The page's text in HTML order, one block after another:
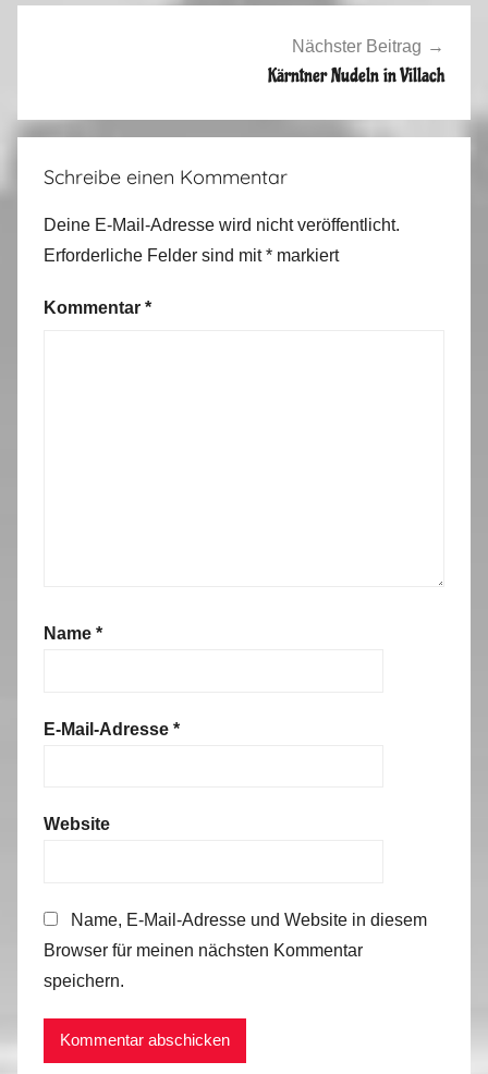
4
Nächster Beitrag
Kärntner Nudeln in Villach
Schreibe einen Kommentar
Deine E-Mail-Adresse wird nicht veröffentlicht.
Erforderliche Felder sind mit* markiert
Kommentar *
Name *
E-Mail-Adresse *
Website
Name, E-Mail-Adresse und Website in diesem
Browser für meinen nächsten Kommentar
speichern.